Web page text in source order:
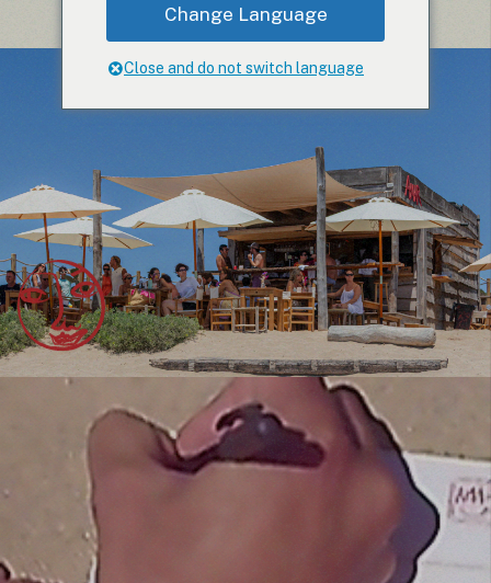
Vieni ad ascoltare il mare
Change Language
Close and do not switch language